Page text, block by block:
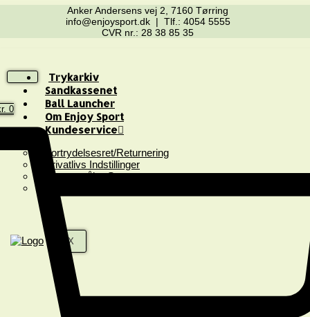
Anker Andersens vej 2, 7160 Tørring
info@enjoysport.dk | Tlf.: 4054 5555
CVR nr.: 28 38 85 35
Trykarkiv
Sandkassenet
Ball Launcher
Om Enjoy Sport
Kundeservice
Fortrydelsesret/Returnering
Privatlivs Indstillinger
Spørgsmål & Svar
X
0